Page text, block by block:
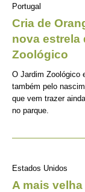
Portugal
Cria de
nova estrela
Zoológico
O Jardim Zoológico
também pelo
que vem trazer
no parque.
Estados Unidos
A mais